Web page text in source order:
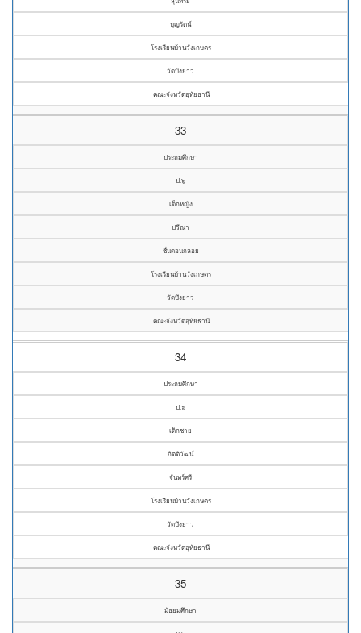
บุญรัตน์
โรงเรียนบ้านวังเกษตร
วัดบึงยาว
คณะจังหวัดอุทัยธานี
33
ประถมศึกษา
ป.๖
เด็กหญิง
ปวีณา
ชื่นดอนกลอย
โรงเรียนบ้านวังเกษตร
วัดบึงยาว
คณะจังหวัดอุทัยธานี
34
ประถมศึกษา
ป.๖
เด็กชาย
กิตติวัฒน์
จันทร์ศรี
โรงเรียนบ้านวังเกษตร
วัดบึงยาว
คณะจังหวัดอุทัยธานี
35
มัธยมศึกษา